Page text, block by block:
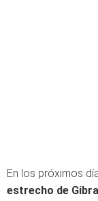
En los próximos
estrecho de